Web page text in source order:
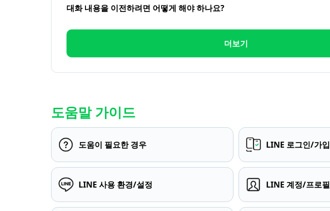
대화 내용을 이전하려면 어떻게 해야 하나요?
더보기
도움말 가이드
도움이 필요한 경우 LINE 로그인/가입
LINE 사용 환경/설정 LINE 계정/프로필